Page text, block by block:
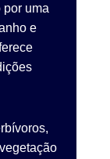
por uma
e